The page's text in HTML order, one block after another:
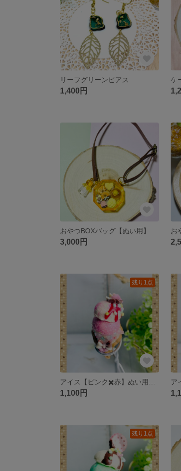
リーフグリーンピアス
1,400円
おやつBOXバッグ【ぬい用】
3,000円
お
残り1点
1,100円
残り1点